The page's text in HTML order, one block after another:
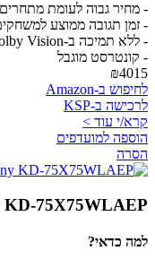
- מחיר גבוה לעומת מתחרים
- זמן תגובה ממוצע
- ללא תמיכה ב-Dolby Vision
- קונטרסט מוגבל
₪4015
לחיפוש ב-Amazon
לרכישה ב-KSP
קרא/י עוד >
הוספה למועדפים
הסרה
KD-75X75WLAEP
למה כדאי?